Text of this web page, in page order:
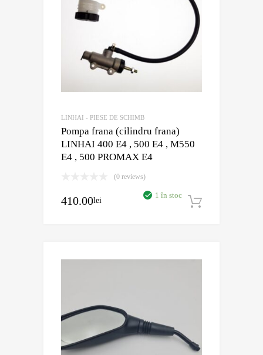
LINHAI - PIESE DE SCHIMB
Pompa frana (cilindru frana)
LINHAI 400 E4 , 500 E4 , M550
E4 , 500 PROMAX E4
(0 reviews)
410.00lei
1 în stoc